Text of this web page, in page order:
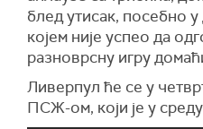
блед утисак, посебно
којем није успео да
разноврсну игру
Ливерпул ће се у
ПСЖ-ом, који је у